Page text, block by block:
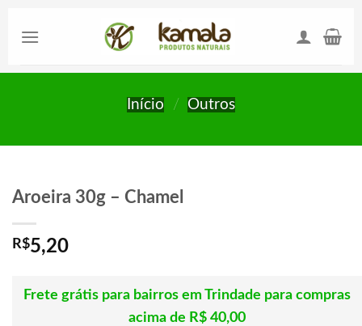
Início / Outros
Aroeira 30g – Chamel
R$5,20
Frete grátis para bairros em Trindade para compras
acima de R$ 40,00